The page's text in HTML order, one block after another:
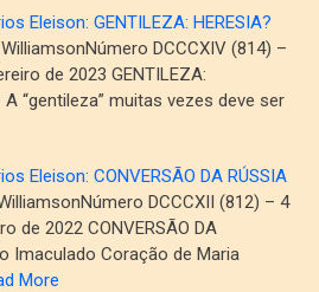
Eleison: GENTILEZA: HERESIA?
DCCCXIV (814) –
de 2023 GENTILEZA:
A “gentileza” muitas vezes deve ser
Eleison: CONVERSÃO DA RÚSSIA
DCCCXII (812) – 4
de 2022 CONVERSÃO DA
Imaculado Coração de Maria
More